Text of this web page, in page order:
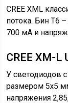
CREE XML
потока. Бин Т6
700 мА и
CREE XM-L
У светодиодов
размером 5х5
напряжения